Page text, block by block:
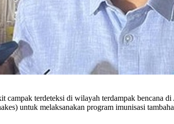
terdeteksi di wilayah terdampak bencana
untuk melaksanakan program imunisasi